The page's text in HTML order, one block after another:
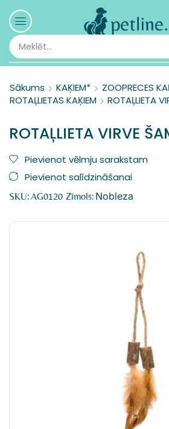
Sākums KAĶIEM*
ZOOPRECES
ROTAĻLIETAS KAĶIEM
ROTAĻLIETA
ROTAĻLIETA VIRVE
Pievienot vēlmju sarakstam
Pievienot salīdzināšanai
SKU:AG0120 Zīmols: Nobleza